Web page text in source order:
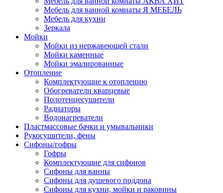
Мебель для ванной комнаты Я МЕБЕЛЬ
Мебель для кухни
Зеркала
Мойки
Мойки из нержавеющей стали
Мойки каменные
Мойки эмалированные
Отопление
Комплектующие к отоплению
Обогреватели кварцевые
Полотенцесушители
Радиаторы
Водонагреватели
Пластмассовые бачки и умывальники
Рукосушители, фены
Сифоны/гофры
Гофры
Комплектующие для сифонов
Сифоны для ванны
Сифоны для душевого поддона
Сифоны для кухни, мойки и раковины